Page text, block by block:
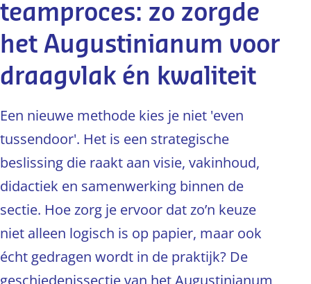
teamproces: zo zorgde
het Augustinianum voor
draagvlak én kwaliteit
Een nieuwe methode kies je niet 'even
tussendoor'. Het is een strategische
beslissing die raakt aan visie, vakinhoud,
didactiek en samenwerking binnen de
sectie. Hoe zorg je ervoor dat zo’n keuze
niet alleen logisch is op papier, maar ook
écht gedragen wordt in de praktijk? De
geschiedenissectie van het Augustinianum